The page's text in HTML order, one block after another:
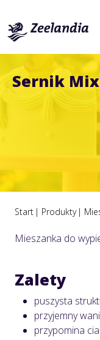
Sernik Mix
Start Produkty
Mieszanka do
Zalety
puszysta
przyjemny
przypomina